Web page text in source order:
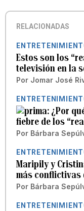
RELACIONADAS
Estos son los
televisión en la
Por Jomar José
¿Por
fiebre de los
Por Bárbara
Maripily y
más conflictivas
Por Bárbara